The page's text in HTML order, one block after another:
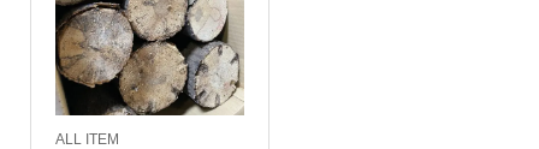
た。
す。
ALL ITEM